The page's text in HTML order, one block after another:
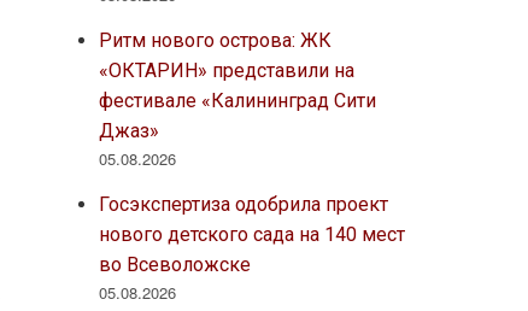
Ритм нового острова: ЖК
«ОКТАРИН» представили на
фестивале «Калининград Сити
Джаз»
05.08.2026
Госэкспертиза одобрила проект
нового детского сада на 140 мест
во Всеволожске
05.08.2026